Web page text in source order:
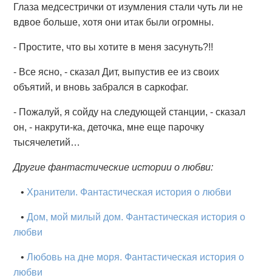
Глаза медсестрички от изумления стали чуть ли не
вдвое больше, хотя они итак были огромны.
- Простите, что вы хотите в меня засунуть?!!
- Все ясно, - сказал Дит, выпустив ее из своих
объятий, и вновь забрался в саркофаг.
- Пожалуй, я сойду на следующей станции, - сказал
он, - накрути-ка, деточка, мне еще парочку
тысячелетий…
Другие фантастические истории о любви:
• Хранители. Фантастическая история о любви
•Дом, мой милый дом. Фантастическая история о
любви
•Любовь на дне моря. Фантастическая история о
любви